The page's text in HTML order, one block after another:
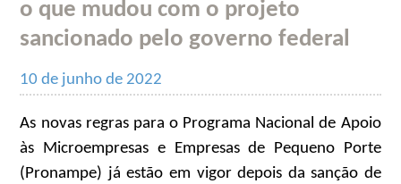
o que mudou com o projeto
sancionado pelo governo federal
10 de junho de 2022
As novas regras para o Programa Nacional de Apoio
às Microempresas e Empresas de Pequeno Porte
(Pronampe) já estão em vigor depois da sanção de